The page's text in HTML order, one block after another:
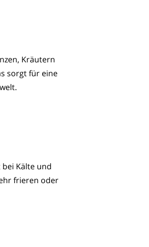
Kälte und
frieren oder
Kräutern
sorgt für eine